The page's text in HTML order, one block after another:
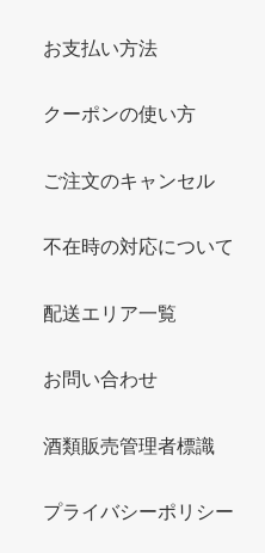
お支払い方法
クーポンの使い方
ご注文のキャンセル
不在時の対応について
配送エリア一覧
お問い合わせ
酒類販売管理者標識
プライバシーポリシー